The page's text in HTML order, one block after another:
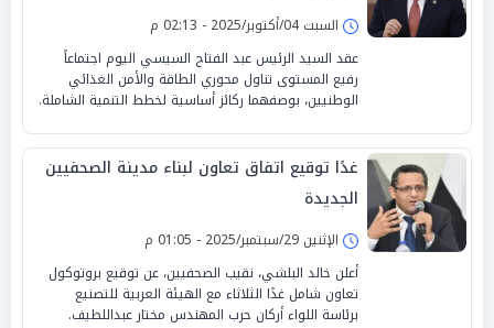
السبت 04/أكتوبر/2025 - 02:13 م
عقد السيد الرئيس عبد الفتاح السيسي اليوم اجتماعاً
رفيع المستوى تناول محوري الطاقة والأمن الغذائي
الوطنيين، بوصفهما ركائز أساسية لخطط التنمية الشاملة.
غدًا توقيع اتفاق تعاون لبناء مدينة الصحفيين
الجديدة
الإثنين 29/سبتمبر/2025 - 01:05 م
أعلن خالد البلشي، نقيب الصحفيين، عن توقيع بروتوكول
تعاون شامل غدًا الثلاثاء مع الهيئة العربية للتصنيع
برئاسة اللواء أركان حرب المهندس مختار عبداللطيف.